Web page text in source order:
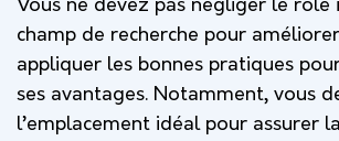
Vous ne devez pas négliger le
champ de recherche pour
appliquer les bonnes pratiques
ses avantages. Notamment, vous
l’emplacement idéal pour assurer